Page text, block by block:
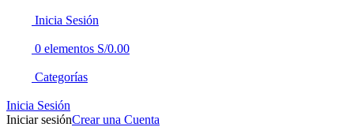
Inicia Sesión
0 elementos S/0.00
Categorías
Inicia Sesión
Iniciar sesiónCrear una Cuenta